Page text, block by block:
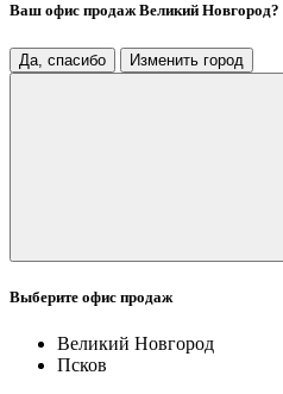
Ваш офис продажВеликий Новгород?
Да, спасибо Изменить город
Выберите офис продаж
Великий Новгород
Псков